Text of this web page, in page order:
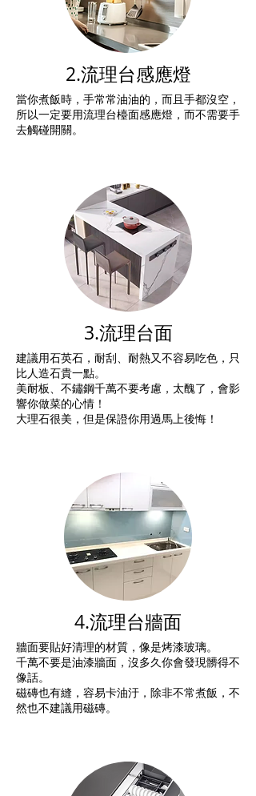
2.流理台感應燈
當你煮飯時，手常常油油的，而且手都沒空，
所以一定要用流理台檯面感應燈，而不需要手
去觸碰開關。
3.流理台面
建議用石英石，耐刮、耐熱又不容易吃色，只
比人造石貴一點。
美耐板、不鏽鋼千萬不要考慮，太醜了，會影
響你做菜的心情！
大理石很美，但是保證你用過馬上後悔！
4.流理台牆面
牆面要貼好清理的材質，像是烤漆玻璃。
千萬不要是油漆牆面，沒多久你會發現髒得不
像話。
磁磚也有縫，容易卡油汙，除非不常煮飯，不
然也不建議用磁磚。